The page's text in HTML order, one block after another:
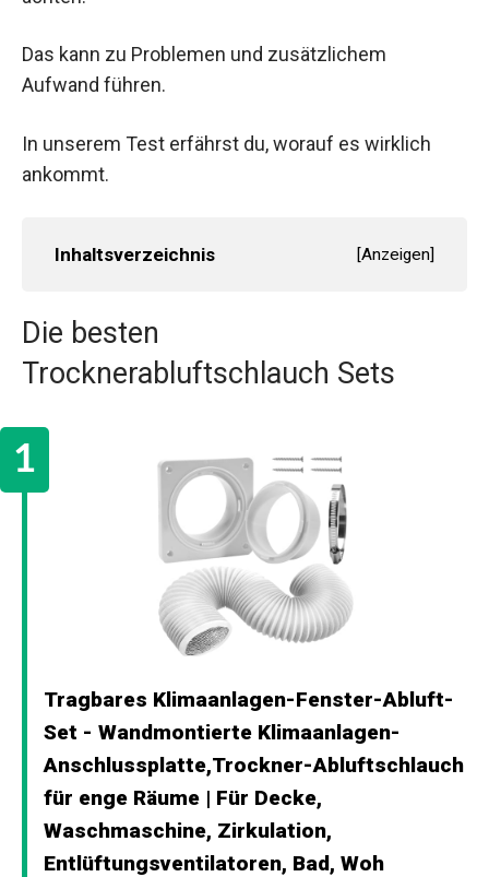
Das kann zu Problemen und zusätzlichem
Aufwand führen.
In unserem Test erfährst du, worauf es wirklich
ankommt.
Inhaltsverzeichnis [Anzeigen]
Die besten
Trocknerabluftschlauch Sets
Tragbares Klimaanlagen-Fenster-Abluft-
Set - Wandmontierte Klimaanlagen-
Anschlussplatte,Trockner-Abluftschlauch
für enge Räume | Für Decke,
Waschmaschine, Zirkulation,
Entlüftungsventilatoren, Bad, Woh